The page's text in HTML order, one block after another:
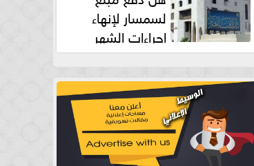
لسمسار لإنهاء
إجراءات الشهر
العقارى حلال؟.. أمين الفتوى يجيب